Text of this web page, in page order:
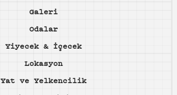
Galeri
Odalar
Yiyecek & İçecek
Lokasyon
Yat ve Yelkencilik